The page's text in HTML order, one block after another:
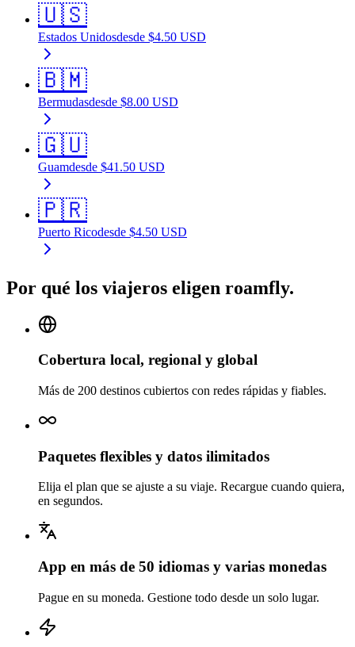
🇺🇸
Estados Unidosdesde $4.50 USD
🇧🇲
Bermudasdesde $8.00 USD
🇬🇺
Guamdesde $41.50 USD
🇵🇷
Puerto Ricodesde $4.50 USD
Por qué los viajeros eligen roamfly.
Cobertura local, regional y global
Más de 200 destinos cubiertos con redes rápidas y fiables.
Paquetes flexibles y datos ilimitados
Elija el plan que se ajuste a su viaje. Recargue cuando quiera,
en segundos.
App en más de 50 idiomas y varias monedas
Pague en su moneda. Gestione todo desde un solo lugar.